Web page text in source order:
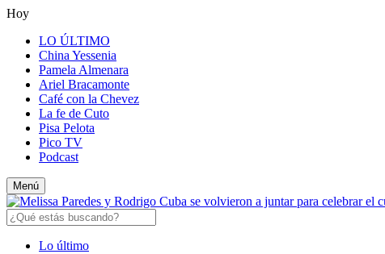
Hoy
LO ÚLTIMO
China Yessenia
Pamela Almenara
Ariel Bracamonte
Café con la Chevez
La fe de Cuto
Pisa Pelota
Pico TV
Podcast
Menú
Lo último